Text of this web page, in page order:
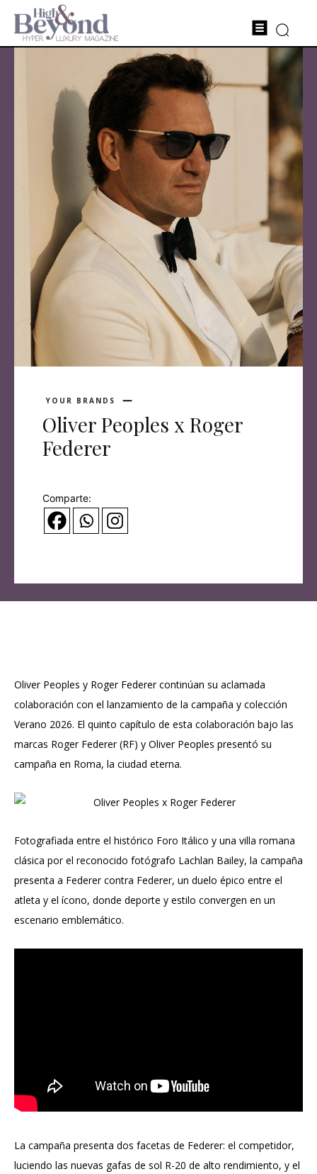
YOUR BRANDS
Oliver Peoples x Roger
Federer
Comparte:
Oliver Peoples y Roger Federer continúan su aclamada
colaboración con el lanzamiento de la campaña y colección
Verano 2026. El quinto capítulo de esta colaboración bajo las
marcas Roger Federer (RF) y Oliver Peoples presentó su
campaña en Roma, la ciudad eterna.
Fotografiada entre el histórico Foro Itálico y una villa romana
clásica por el reconocido fotógrafo Lachlan Bailey, la campaña
presenta a Federer contra Federer, un duelo épico entre el
atleta y el ícono, donde deporte y estilo convergen en un
escenario emblemático.
La campaña presenta dos facetas de Federer: el competidor,
luciendo las nuevas gafas de sol R-20 de alto rendimiento, y el